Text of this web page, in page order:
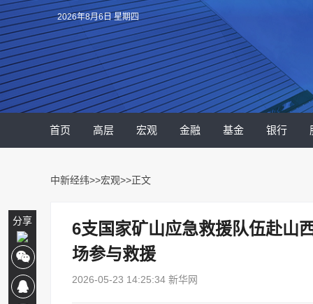
分享
2026年8月6日 星期四
首页 高层 宏观 金融 基金 银行
中新经纬>>宏观>>正文
6支国家矿山应急救援队伍赴山
场参与救援
2026-05-23 14:25:34 新华网